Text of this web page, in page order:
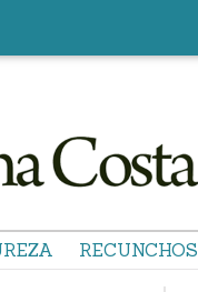
RECUNCHOS